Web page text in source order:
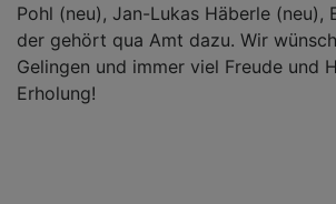
Pohl (neu), Jan-Lukas Häberle (neu),
der gehört qua Amt dazu. Wir
Gelingen und immer viel Freude und
Erholung!